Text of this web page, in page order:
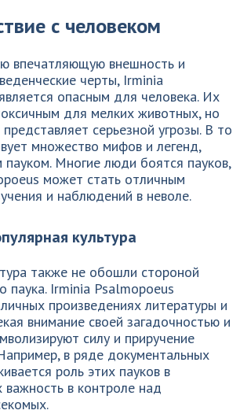
с человеком
впечатляющую внешность и
черты, Irminia
опасным для человека. Их
для мелких животных, но
серьезной угрозы. В то
множество мифов и легенд,
пауком. Многие люди боятся пауков,
может стать отличным
и наблюдений в неволе.
культура
также не обошли стороной
паука. Irminia Psalmopoeus
произведениях литературы и
внимание своей загадочностью и
силу и приручение
в ряде документальных
роль этих пауков в
важность в контроле над